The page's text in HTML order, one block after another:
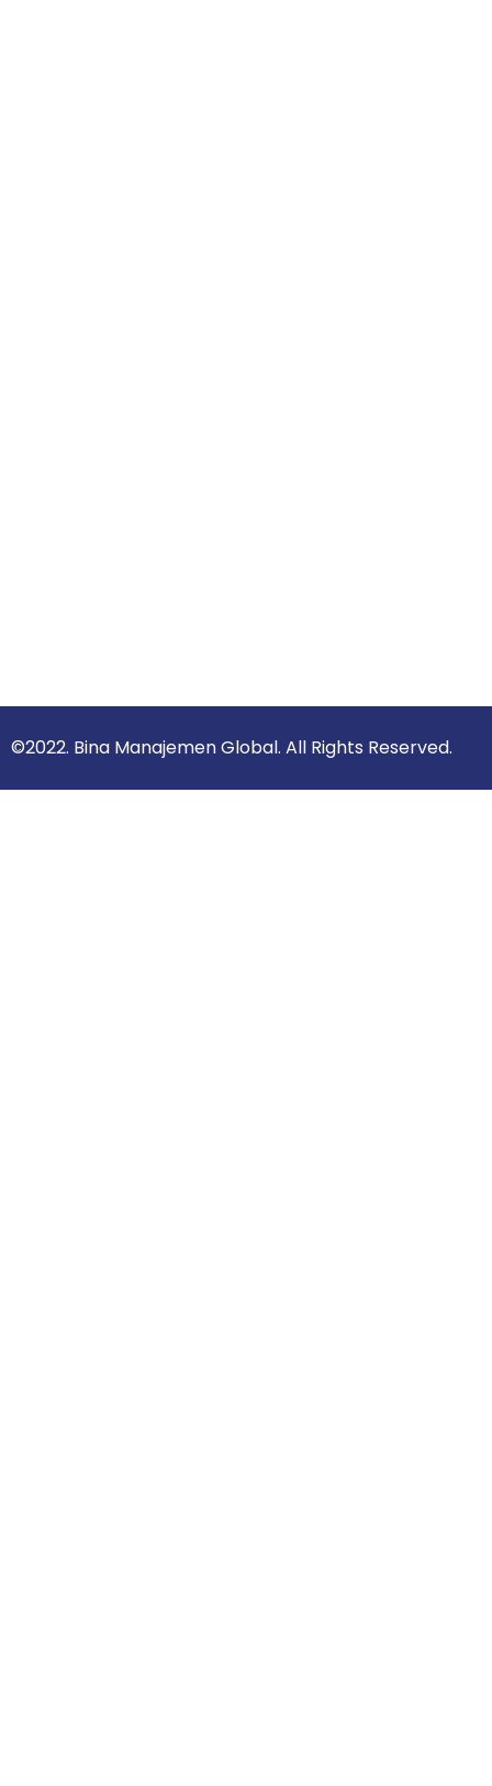
©2022. Bina Manajemen Global. All Rights Reserved.